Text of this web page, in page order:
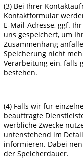
(3) Bei Ihrer
Kontaktformular
E-Mail-Adresse, ggf.
uns gespeichert, um
Zusammenhang
Speicherung nicht
Verarbeitung ein, falls
bestehen.
(4) Falls wir für
beauftragte
werbliche Zwecke
untenstehend im
informieren. Dabei
der Speicherdauer.